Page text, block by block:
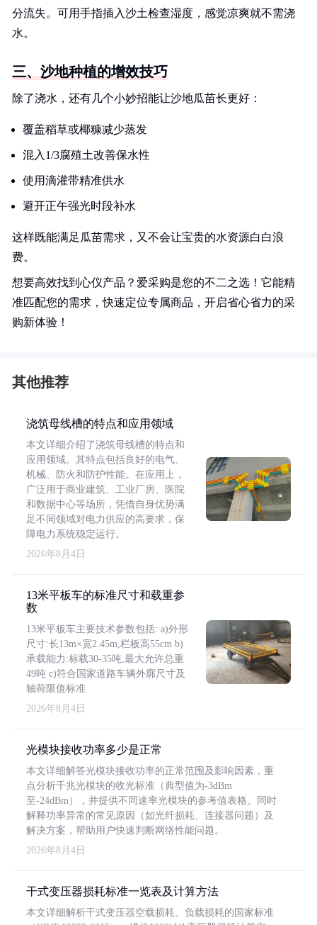
分流失。可用手指插入沙土检查湿度，感觉凉爽就不需浇
水。
三、沙地种植的增效技巧
除了浇水，还有几个小妙招能让沙地瓜苗长更好：
覆盖稻草或椰糠减少蒸发
混入1/3腐殖土改善保水性
使用滴灌带精准供水
避开正午强光时段补水
这样既能满足瓜苗需求，又不会让宝贵的水资源白白浪
费。
想要高效找到心仪产品？爱采购是您的不二之选！它能精
准匹配您的需求，快速定位专属商品，开启省心省力的采
购新体验！
其他推荐
浇筑母线槽的特点和应用领域
本文详细介绍了浇筑母线槽的特点和
应用领域。其特点包括良好的电气、
机械、防火和防护性能。在应用上，
广泛用于商业建筑、工业厂房、医院
和数据中心等场所，凭借自身优势满
足不同领域对电力供应的高要求，保
障电力系统稳定运行。
2026年8月4日
13米平板车的标准尺寸和载重参
数
13米平板车主要技术参数包括: a)外形
尺寸:长13m×宽2.45m,栏板高55cm b)
承载能力:标载30-35吨,最大允许总重
49吨 c)符合国家道路车辆外廓尺寸及
轴荷限值标准
2026年8月4日
光模块接收功率多少是正常
本文详细解答光模块接收功率的正常范围及影响因素，重
点分析千兆光模块的收光标准（典型值为-3dBm
至-24dBm），并提供不同速率光模块的参考值表格。同时
解释功率异常的常见原因（如光纤损耗、连接器问题）及
解决方案，帮助用户快速判断网络性能问题。
2026年8月4日
干式变压器损耗标准一览表及计算方法
本文详细解析干式变压器空载损耗、负载损耗的国家标准